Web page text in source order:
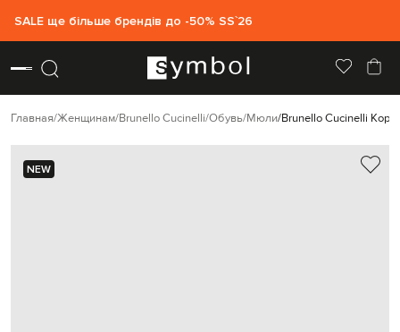
SALE ще більше брендів до -50% SS`26
Главная Женщинам Brunello Cucinelli Обувь Мюли Brunello Cucinelli
NEW